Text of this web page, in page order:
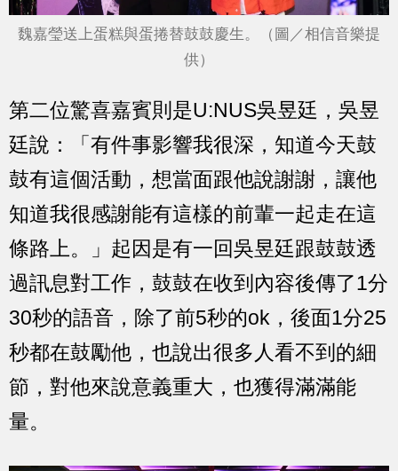
魏嘉瑩送上蛋糕與蛋捲替鼓鼓慶生。（圖／相信音樂提
供）
第二位驚喜嘉賓則是U:NUS吳昱廷，吳昱
廷說：「有件事影響我很深，知道今天鼓
鼓有這個活動，想當面跟他說謝謝，讓他
知道我很感謝能有這樣的前輩一起走在這
條路上。」起因是有一回吳昱廷跟鼓鼓透
過訊息對工作，鼓鼓在收到內容後傳了1分
30秒的語音，除了前5秒的ok，後面1分25
秒都在鼓勵他，也說出很多人看不到的細
節，對他來說意義重大，也獲得滿滿能
量。